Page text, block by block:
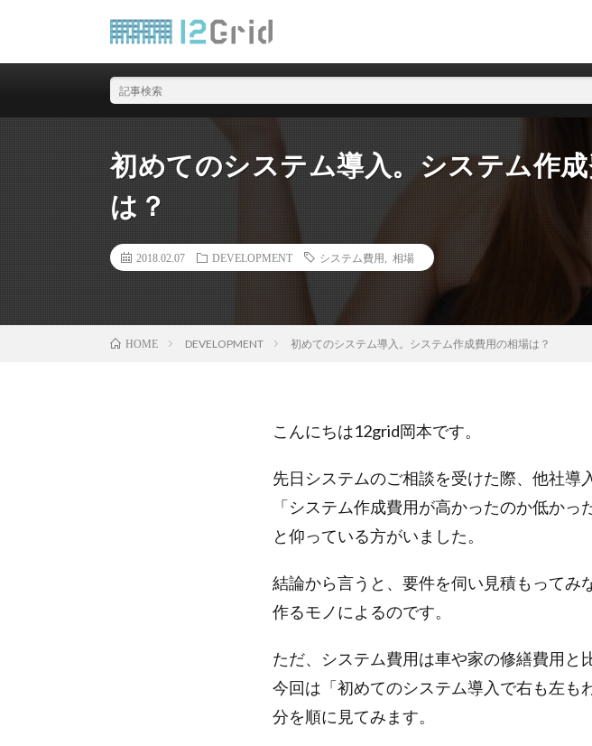
初めてのシステム導入。システム作
は？
2018.02.07 DEVELOPMENT システム費用 相場
HOME DEVELOPMENT 初めてのシステム導入。システム作成費用の相場は？
こんにちは12grid岡本です。
先日システムのご相談を受けた際、他社導
「システム作成費用が高かったのか低かっ
と仰っている方がいました。
結論から言うと、要件を伺い見積もってみ
作るモノによるのです。
ただ、システム費用は車や家の修繕費用と
今回は「初めてのシステム導入で右も左も
分を順に見てみます。